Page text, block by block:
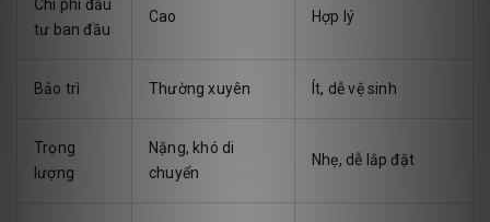
Chi phí đầu
tư ban đầu
Cao Hợp lý
Bảo trì Thường xuyên Ít, dễ vệ sinh
Trọng
lượng
Nặng, khó di
chuyển
Nhẹ, dễ lắp đặt